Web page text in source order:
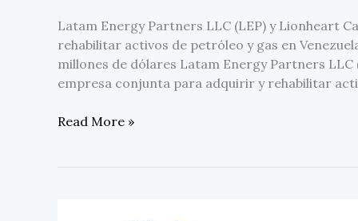
Latam Energy Partners LLC (LEP) y Lionheart
rehabilitar activos de petróleo y gas en
millones de dólares Latam Energy Partners
empresa conjunta para adquirir y rehabilitar
Read More »